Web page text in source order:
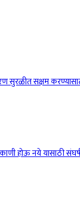
सुरळीत सक्षम
होऊ नये यासाठी संघर्ष